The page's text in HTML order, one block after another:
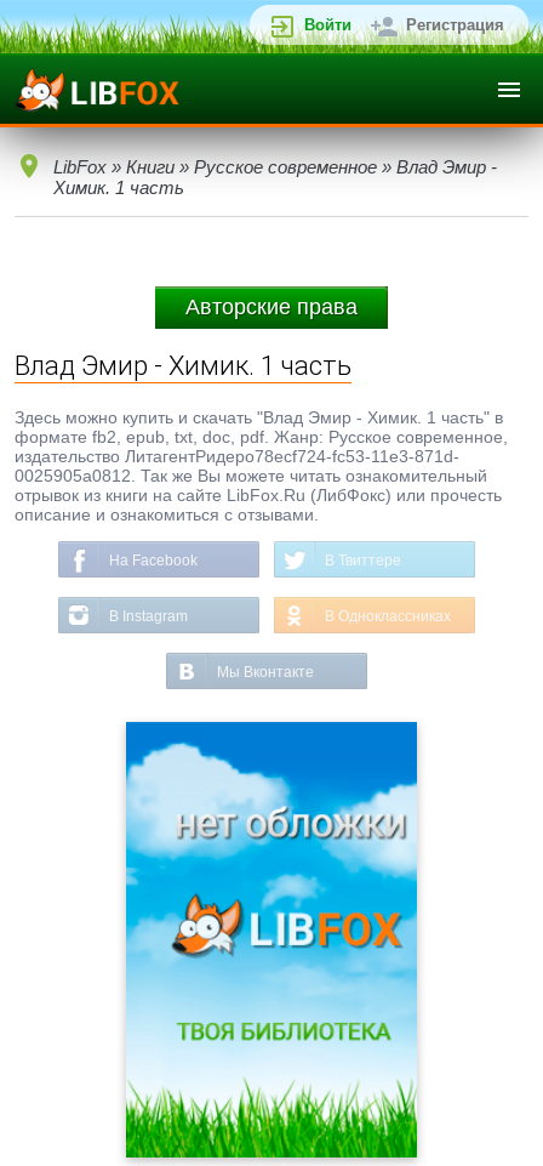
Войти Регистрация
LibFox » Книги » Русское современное » Влад Эмир -
Химик. 1 часть
Авторские права
Влад Эмир - Химик. 1 часть
Здесь можно купить и скачать "Влад Эмир - Химик. 1 часть" в
формате fb2, epub, txt, doc, pdf. Жанр: Русское современное,
издательство ЛитагентРидеро78ecf724-fc53-11e3-871d-
0025905a0812. Так же Вы можете читать ознакомительный
отрывок из книги на сайте LibFox.Ru (ЛибФокс) или прочесть
описание и ознакомиться с отзывами.
На Facebook В Твиттере
В Instagram В Одноклассниках
Мы Вконтакте